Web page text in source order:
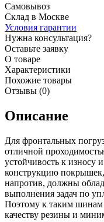
Самовывоз
Склад в Москве
Условия гарантии
Нужна консультация?
Оставьте заявку
О товаре
Характеристики
Похожие товары
Отзывы (0)
Описание
Для фронтальных
отличной
устойчивость к износу
конструкцию
напротив, должны
выполнения задач по
Поэтому к таким шинам
качеству резины и